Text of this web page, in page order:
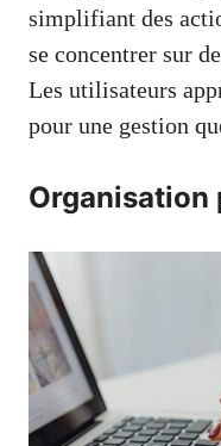
simplifiant des
se concentrer sur
Les utilisateurs
pour une gestion
Organisation